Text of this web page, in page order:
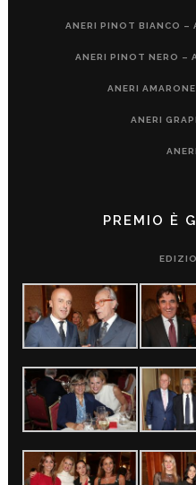
ANERI PINOT BIANCO –
ANERI PINOT NERO –
ANERI
ANERI
PREMIO È